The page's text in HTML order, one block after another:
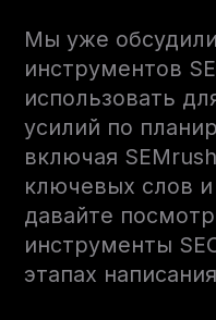
Мы уже
инструментов
использовать
усилий по
включая
ключевых слов
давайте
инструменты
этапах